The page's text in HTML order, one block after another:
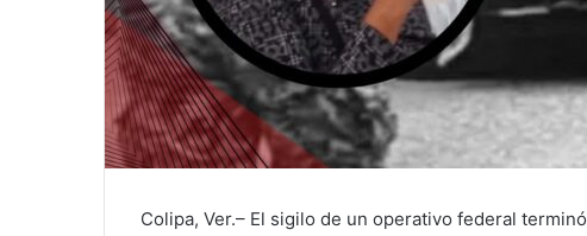
Colipa, Ver.– El sigilo de un operativo federal